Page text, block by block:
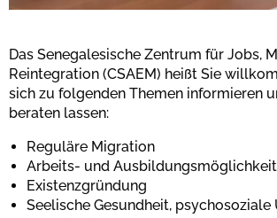
Das Senegalesische Zentrum für Jobs,
Reintegration (CSAEM) heißt Sie
sich zu folgenden Themen informieren
beraten lassen:
Reguläre Migration
Arbeits- und
Existenzgründung
Seelische Gesundheit,